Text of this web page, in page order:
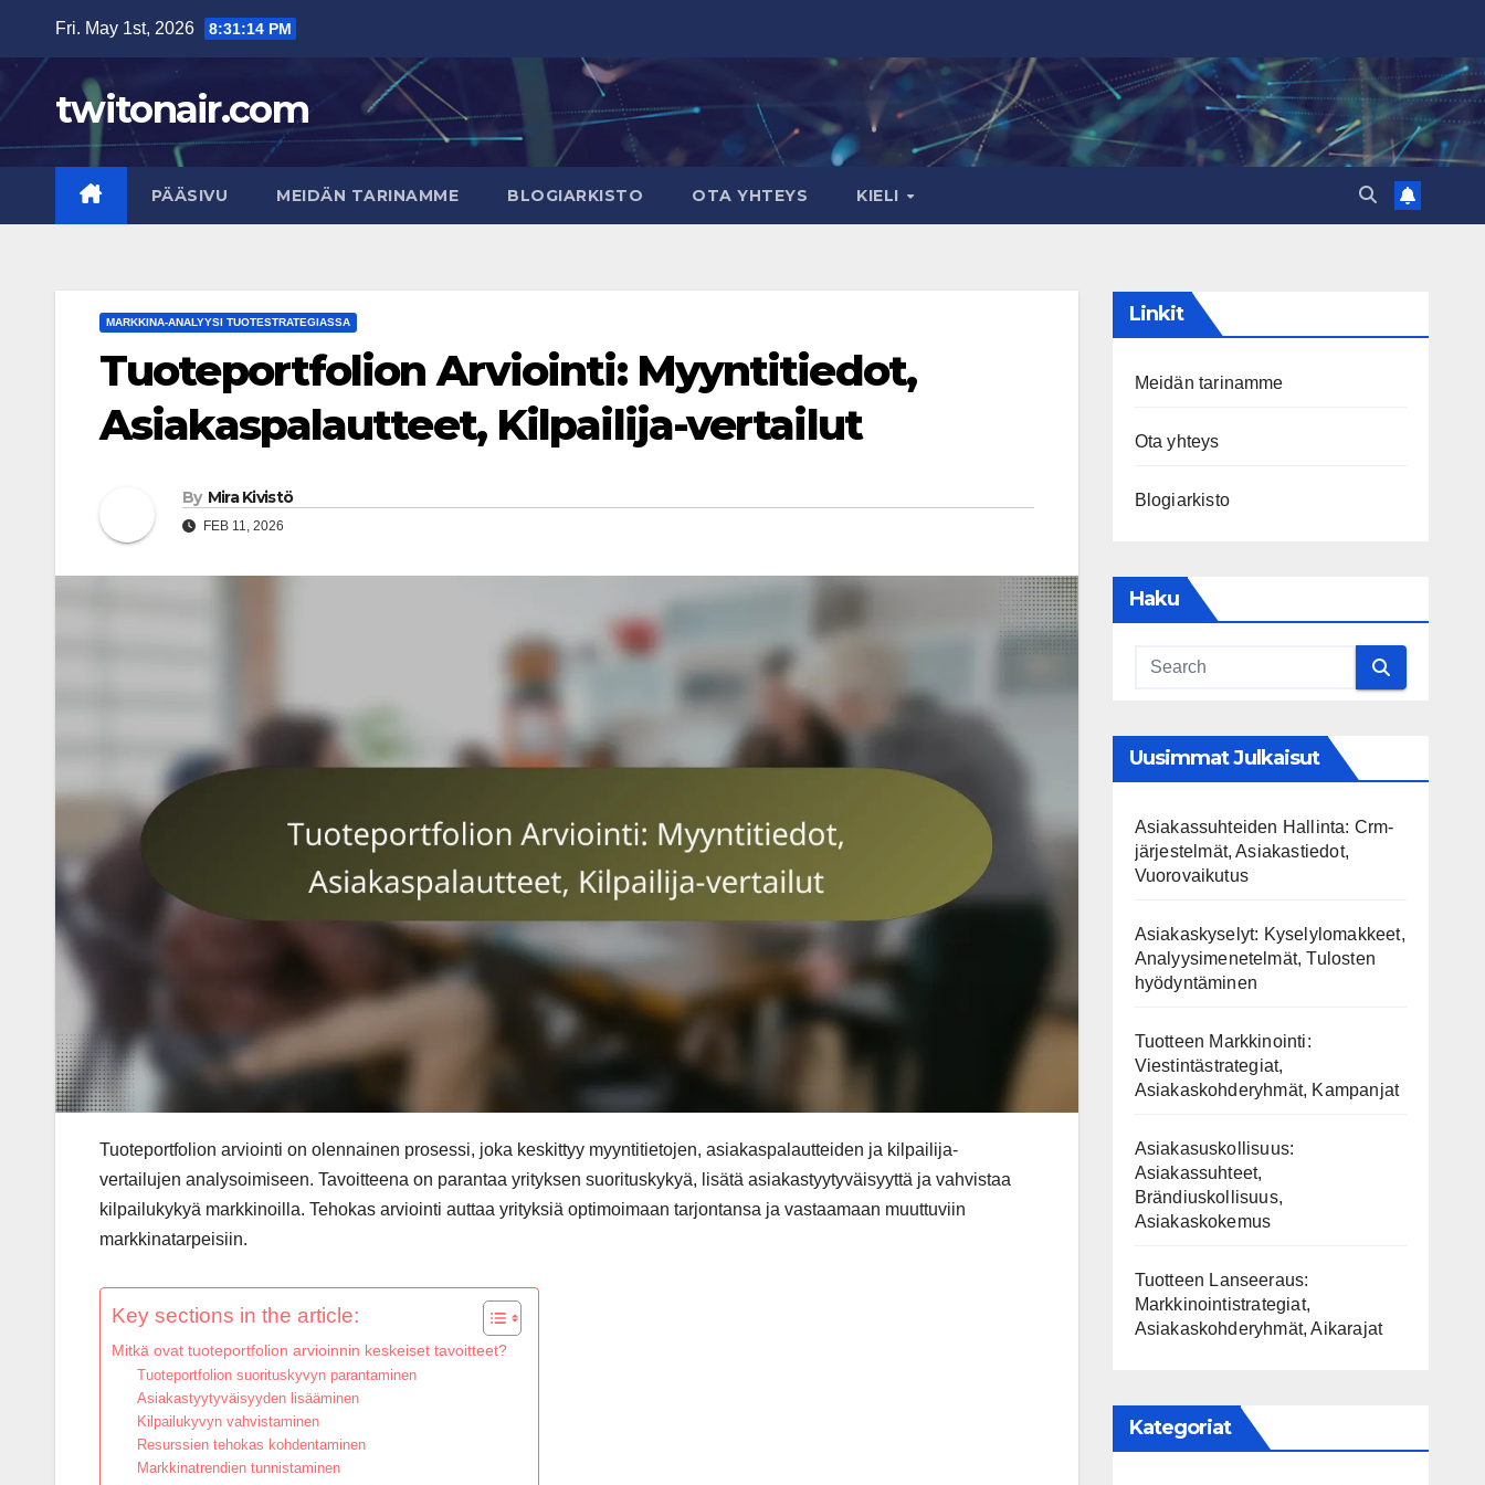
content
Fri. May 1st, 2026 8:31:15 PM
twitonair.com
PÄÄSIVU MEIDÄN TARINAMME BLOGIARKISTO OTA YHTEYS KIELI
MARKKINA-ANALYYSI TUOTESTRATEGIASSA
Tuoteportfolion Arviointi: Myyntitiedot,
Asiakaspalautteet, Kilpailija-vertailut
By Mira Kivistö
FEB 11, 2026
Tuoteportfolion arviointi on olennainen prosessi, joka keskittyy myyntitietojen, asiakaspalautteiden ja kilpailija-
vertailujen analysoimiseen. Tavoitteena on parantaa yrityksen suorituskykyä, lisätä asiakastyytyväisyyttä ja vahvistaa
kilpailukykyä markkinoilla. Tehokas arviointi auttaa yrityksiä optimoimaan tarjontansa ja vastaamaan muuttuviin
markkinatarpeisiin.
Key sections in the article:
Mitkä ovat tuoteportfolion arvioinnin keskeiset tavoitteet?
Tuoteportfolion suorituskyvyn parantaminen
Asiakastyytyväisyyden lisääminen
Kilpailukyvyn vahvistaminen
Resurssien tehokas kohdentaminen
Markkinatrendien tunnistaminen
Linkit
Meidän tarinamme
Ota yhteys
Blogiarkisto
Haku
Uusimmat Julkaisut
Asiakassuhteiden Hallinta: Crm-
järjestelmät, Asiakastiedot,
Vuorovaikutus
Asiakaskyselyt: Kyselylomakkeet,
Analyysimenetelmät, Tulosten
hyödyntäminen
Tuotteen Markkinointi:
Viestintästrategiat,
Asiakaskohderyhmät, Kampanjat
Asiakasuskollisuus:
Asiakassuhteet,
Brändiuskollisuus,
Asiakaskokemus
Tuotteen Lanseeraus:
Markkinointistrategiat,
Asiakaskohderyhmät, Aikarajat
Kategoriat